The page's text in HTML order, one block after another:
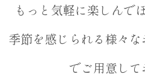
もっと気軽に楽しんで
季節を感じられる様々
でご用意して